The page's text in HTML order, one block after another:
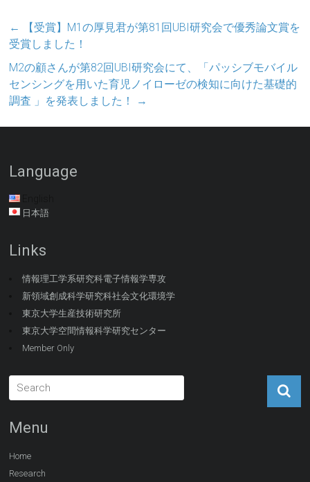
←
【受賞】M1の厚見君が第81回UBI研究会で優秀論文賞を
受賞しました！
M2の顧さんが第82回UBI研究会にて、「パッシブモバイル
センシングを用いた育児ノイローゼの検知に向けた基礎的
調査 」を発表しました！
→
Language
日本語
Links
情報理工学系研究科電子情報学専攻
新領域創成科学研究科社会文化環境学
東京大学生産技術研究所
東京大学空間情報科学研究センター
Member Only
Menu
Home
Research